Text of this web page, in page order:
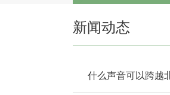
新闻动态
什么声音可以跨越